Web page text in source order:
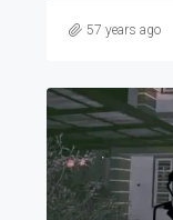
57 years ago